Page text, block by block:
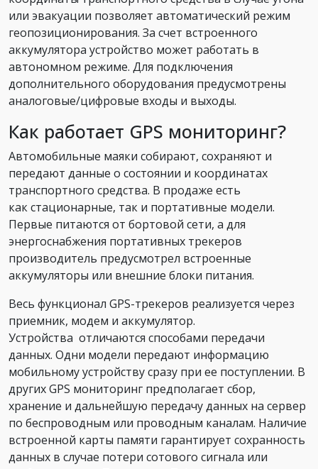
или эвакуации позволяет автоматический режим
геопозиционирования. За счет встроенного
аккумулятора устройство может работать в
автономном режиме. Для подключения
дополнительного оборудования предусмотрены
аналоговые/цифровые входы и выходы.
Как работает GPS мониторинг?
Автомобильные маяки собирают, сохраняют и
передают данные о состоянии и координатах
транспортного средства. В продаже есть
как стационарные, так и портативные модели.
Первые питаются от бортовой сети, а для
энергоснабжения портативных трекеров
производитель предусмотрел встроенные
аккумуляторы или внешние блоки питания.
Весь функционал GPS-трекеров реализуется через
приемник, модем и аккумулятор.
Устройства отличаются способами передачи
данных. Одни модели передают информацию
мобильному устройству сразу при ее поступлении. В
других GPS мониторинг предполагает сбор,
хранение и дальнейшую передачу данных на сервер
по беспроводным или проводным каналам. Наличие
встроенной карты памяти гарантирует сохранность
данных в случае потери сотового сигнала или